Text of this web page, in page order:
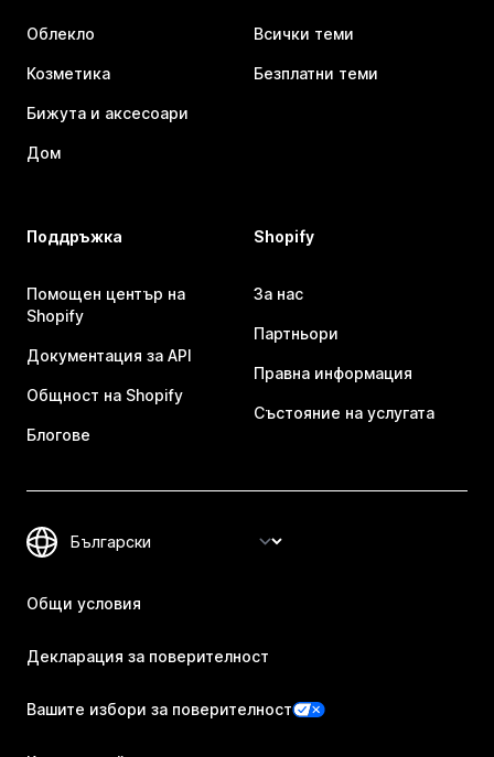
Облекло
Козметика
Бижута и аксесоари
Дом
Всички теми
Безплатни теми
Поддръжка
Помощен център на
Shopify
Документация за API
Общност на Shopify
Блогове
Shopify
За нас
Партньори
Правна информация
Състояние на услугата
Общи условия
Декларация за поверителност
Вашите избори за поверителност